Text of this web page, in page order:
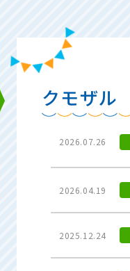
クモザル
2026.07.26
2026.04.19
2025.12.24